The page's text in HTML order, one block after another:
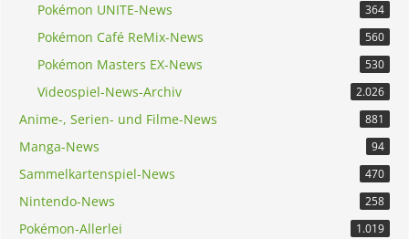
Pokémon UNITE-News 364
Pokémon Café ReMix-News 560
Pokémon Masters EX-News 530
Videospiel-News-Archiv 2.026
Anime-, Serien- und Filme-News 881
Manga-News 94
Sammelkartenspiel-News 470
Nintendo-News 258
Pokémon-Allerlei 1.019